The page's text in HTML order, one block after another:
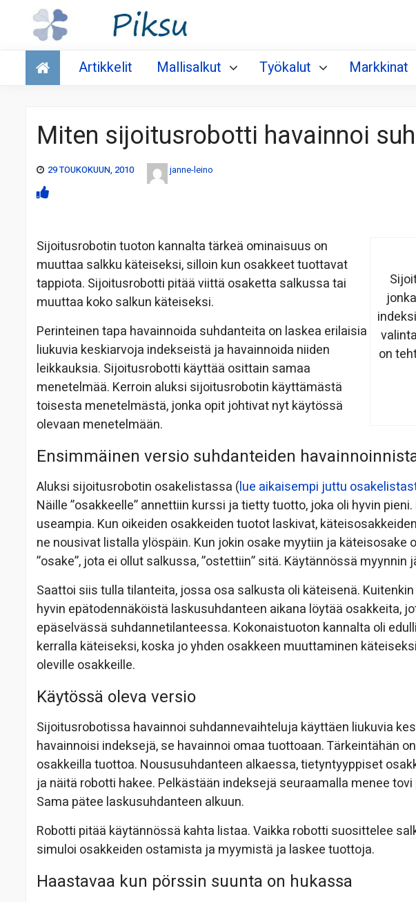
Talous
Artikkelit Mallisalkut Työkalut Markkinat
Miten sijoitusrobotti havainnoi
29 TOUKOKUUN, 2010 janne-leino
on
Sijoitusrobotin tuoton kannalta tärkeä ominaisuus on
muuttaa salkku käteiseksi, silloin kun osakkeet tuottavat
tappiota. Sijoitusrobotti pitää viittä osaketta salkussa tai
muuttaa koko salkun käteiseksi.
Perinteinen tapa havainnoida suhdanteita on laskea erilaisia
liukuvia keskiarvoja indekseistä ja havainnoida niiden
leikkauksia. Sijoitusrobotti käyttää osittain samaa
menetelmää. Kerroin aluksi sijoitusrobotin käyttämästä
toisesta menetelmästä, jonka opit johtivat nyt käytössä
olevaan menetelmään.
Ensimmäinen versio suhdanteiden
Aluksi sijoitusrobotin osakelistassa (lue aikaisempi juttu
Näille ”osakkeelle” annettiin kurssi ja tietty tuotto, joka oli hyvin
useampia. Kun oikeiden osakkeiden tuotot laskivat,
ne nousivat listalla ylöspäin. Kun jokin osake myytiin ja käteisosake
”osake”, jota ei ollut salkussa, ”ostettiin” sitä. Käytännössä
Saattoi siis tulla tilanteita, jossa osa salkusta oli käteisenä.
hyvin epätodennäköistä laskusuhdanteen aikana löytää osakkeita,
epäselvässä suhdannetilanteessa. Kokonaistuoton kannalta oli
kerralla käteiseksi, koska jo yhden osakkeen muuttaminen
oleville osakkeille.
Käytössä oleva versio
Sijoitusrobotissa havainnoi suhdannevaihteluja käyttäen liukuvia
havainnoisi indeksejä, se havainnoi omaa tuottoaan. Tärkeintähän
osakkeilla tuottoa. Noususuhdanteen alkaessa, tietyntyyppiset
ja näitä robotti hakee. Pelkästään indeksejä seuraamalla menee
Sama pätee laskusuhdanteen alkuun.
Robotti pitää käytännössä kahta listaa. Vaikka robotti suosittelee
simuloi osakkeiden ostamista ja myymistä ja laskee tuottoja.
Haastavaa kun pörssin suunta on hukassa